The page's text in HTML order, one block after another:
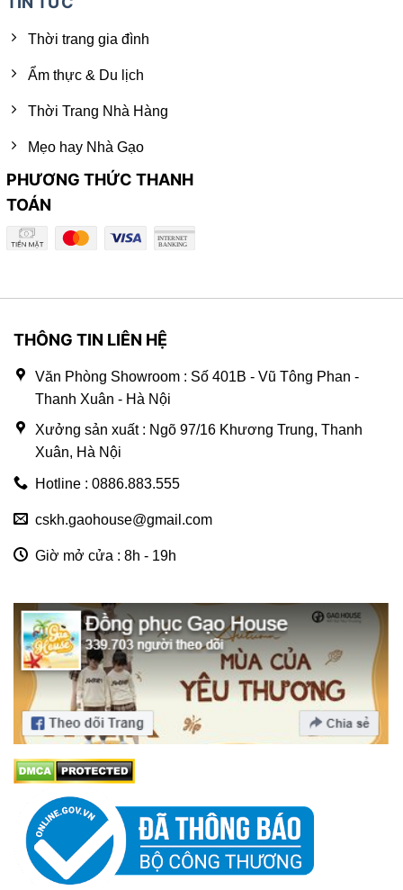
Thời trang gia đình
Ẩm thực & Du lịch
Thời Trang Nhà Hàng
Mẹo hay Nhà Gạo
PHƯƠNG THỨC THANH
TOÁN
THÔNG TIN LIÊN HỆ
Văn Phòng Showroom : Số 401B - Vũ Tông Phan -
Thanh Xuân - Hà Nội
Xưởng sản xuất : Ngõ 97/16 Khương Trung, Thanh
Xuân, Hà Nội
Hotline : 0886.883.555
cskh.gaohouse@gmail.com
Giờ mở cửa : 8h - 19h